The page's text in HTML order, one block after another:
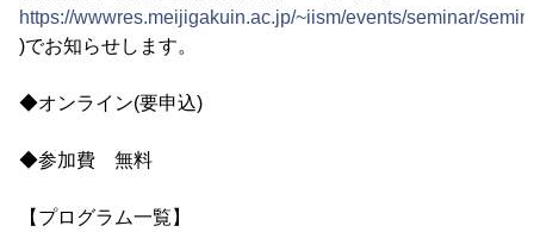
https://wwwres.meijigakuin.ac.jp/~iism/events/seminar/
)でお知らせします。
◆オンライン(要申込)
◆参加費 無料
【プログラム一覧】